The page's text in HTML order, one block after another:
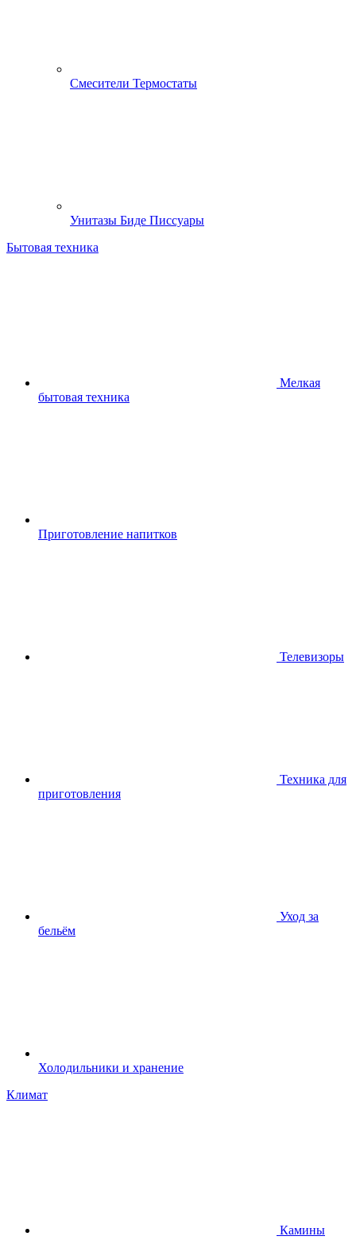
Смесители Термостаты
Унитазы Биде Писсуары
Бытовая техника
Мелкая
бытовая техника
Приготовление напитков
Телевизоры
Техника для
приготовления
Уход за
бельём
Холодильники и хранение
Климат
Камины